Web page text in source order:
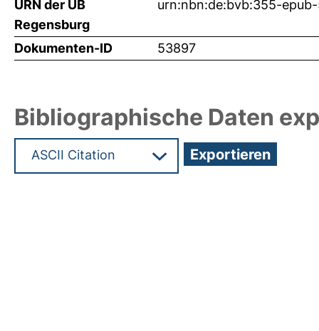
URN der UB
Regensburg
urn:nbn:de:bvb:355-
Dokumenten-ID 53897
Bibliographische Daten